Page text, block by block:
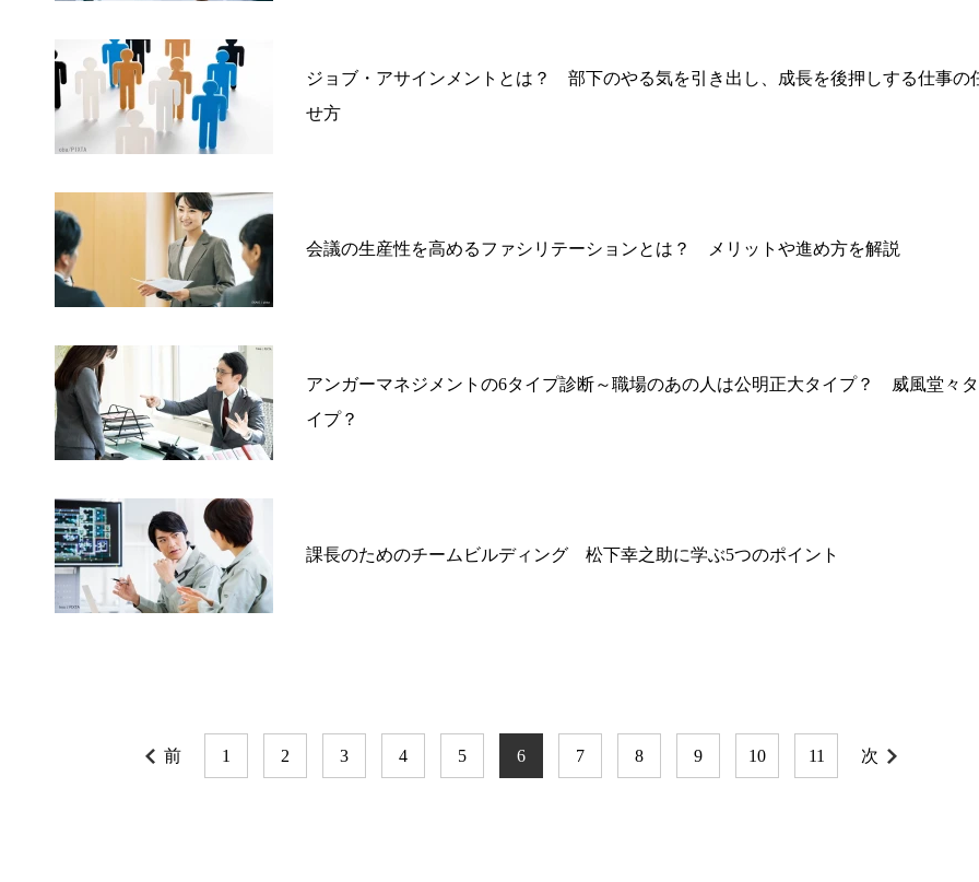
ジョブ・アサインメントとは？ 部下のやる気を引き出し、成長を後押しする仕事の
せ方
会議の生産性を高めるファシリテーションとは？ メリットや進め方を解説
アンガーマネジメントの6タイプ診断～職場のあの人は公明正大タイプ？ 威風堂々タ
イプ？
課長のためのチームビルディング 松下幸之助に学ぶ5つのポイント
前 1 2 3 4 5 6 7 8 9 10 11 次